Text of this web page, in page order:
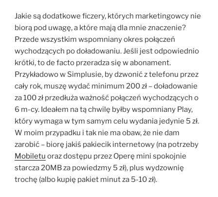
Jakie są dodatkowe ficzery, których marketingowcy nie
biorą pod uwagę, a które mają dla mnie znaczenie?
Przede wszystkim wspomniany okres połączeń
wychodzących po doładowaniu. Jeśli jest odpowiednio
krótki, to de facto przeradza się w abonament.
Przykładowo w Simplusie, by dzwonić z telefonu przez
cały rok, muszę wydać minimum 200 zł – doładowanie
za 100 zł przedłuża ważność połączeń wychodzących o
6 m-cy. Ideałem na tą chwilę byłby wspomniany Play,
który wymaga w tym samym celu wydania jedynie 5 zł.
W moim przypadku i tak nie ma obaw, że nie dam
zarobić – biorę jakiś pakiecik internetowy (na potrzeby
Mobiletu oraz dostępu przez Operę mini spokojnie
starcza 20MB za powiedzmy 5 zł), plus wydzownię
trochę (albo kupię pakiet minut za 5-10 zł).